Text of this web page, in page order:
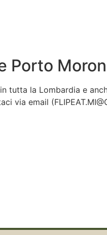
Porto
tutta la Lombardia e
via email (